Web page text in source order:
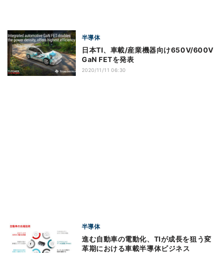
半導体
日本TI、車載/産業機器向け650V/600V
GaN FETを発表
2020/11/11 06:30
半導体
進む自動車の電動化、TIが成長を狙う変
革期における車載半導体ビジネス